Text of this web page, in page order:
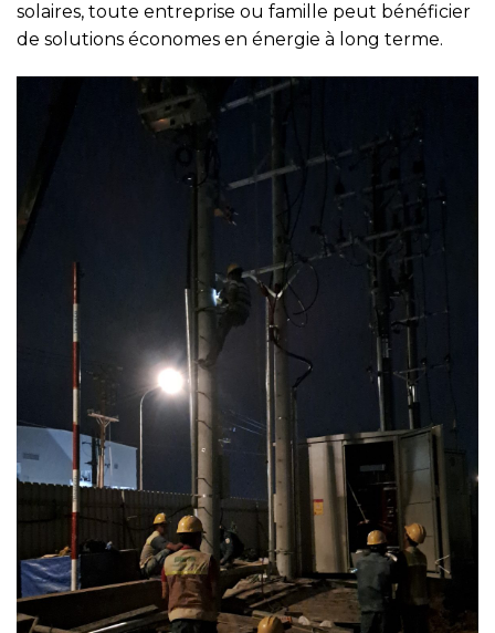
solaires, toute entreprise ou famille peut bénéficier
de solutions économes en énergie à long terme.